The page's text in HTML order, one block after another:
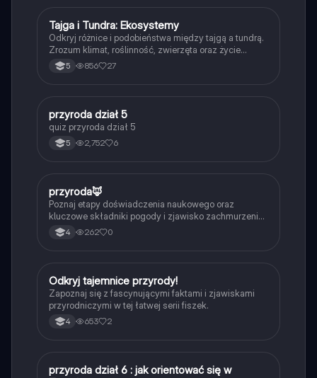
Geografia
Tajga i Tundra: Ekosystemy
Odkryj różnice i podobieństwa między tajgą a tundrą.
Zrozum klimat, roślinność, zwierzęta oraz życie
mieszkańców tych unikalnych ekosystemów. Idealne
dla uczniów i studentów biologii oraz geografii.
5 856 27
PBiologia
przyroda dział 5
quiz przyroda dział 5
5 2,752 6
PBiologia
przyroda🦊
Poznaj etapy doświadczenia naukowego oraz
kluczowe składniki pogody i zjawisko zachmurzenia.
Idealne dla uczniów szkoły podstawowej.
4 262 0
OPrzyroda
Odkryj tajemnice przyrody!
Zapoznaj się z fascynującymi faktami i zjawiskami
przyrodniczymi w tej łatwej serii fiszek.
4 653 2
PPrzyroda
przyroda dział 6 : jak orientować się w